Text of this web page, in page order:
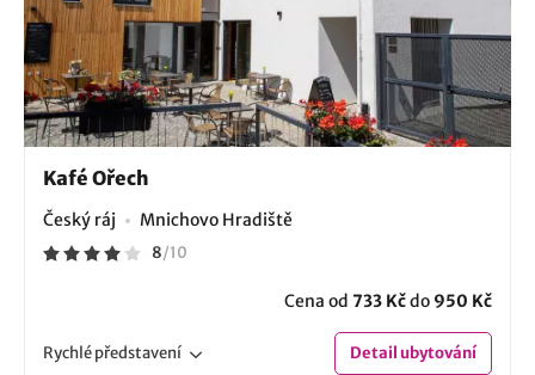
Kafé Ořech
Český ráj Mnichovo Hradiště
8/10
Cena od 733 Kčdo 950 Kč
Rychlépředstavení Detailubytování